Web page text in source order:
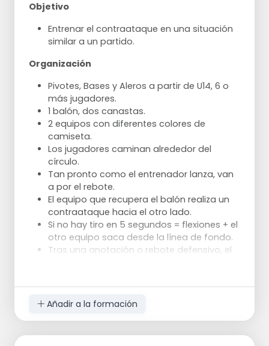
Objetivo
Entrenar el contraataque en una situación
similar a un partido.
Organización
Pivotes, Bases y Aleros a partir de U14, 6 o
más jugadores.
1 balón, dos canastas.
2 equipos con diferentes colores de
camiseta.
Los jugadores caminan alrededor del
círculo.
Tan pronto como el entrenador lanza, van
a por el rebote.
El equipo que recupera el balón realiza un
contraataque hacia el otro lado.
Si no hay tiro en 5 segundos = flexiones + el
otro equipo saca desde la línea de fondo.
Tras una anotación o rebote defensivo, el
Ejecución
Posición de salida y pase.
Jugador rápido al otro lado a máxima
Añadir a la formación